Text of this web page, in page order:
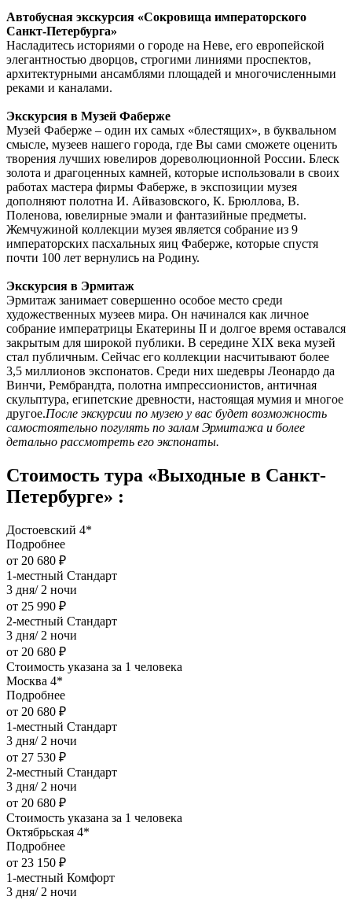
Автобусная экскурсия «Сокровища императорского
Санкт-Петербурга»
Насладитесь историями о городе на Неве, его европейской
элегантностью дворцов, строгими линиями проспектов,
архитектурными ансамблями площадей и многочисленными
реками и каналами.
Экскурсия в Музей Фаберже
Музей Фаберже – один их самых «блестящих», в буквальном
смысле, музеев нашего города, где Вы сами сможете оценить
творения лучших ювелиров дореволюционной России. Блеск
золота и драгоценных камней, которые использовали в своих
работах мастера фирмы Фаберже, в экспозиции музея
дополняют полотна И. Айвазовского, К. Брюллова, В.
Поленова, ювелирные эмали и фантазийные предметы.
Жемчужиной коллекции музея является собрание из 9
императорских пасхальных яиц Фаберже, которые спустя
почти 100 лет вернулись на Родину.
Экскурсия в Эрмитаж
Эрмитаж занимает совершенно особое место среди
художественных музеев мира. Он начинался как личное
собрание императрицы Екатерины II и долгое время оставался
закрытым для широкой публики. В середине XIX века музей
стал публичным. Сейчас его коллекции насчитывают более
3,5 миллионов экспонатов. Среди них шедевры Леонардо да
Винчи, Рембрандта, полотна импрессионистов, античная
скульптура, египетские древности, настоящая мумия и многое
другое.После экскурсии по музею у вас будет возможность
самостоятельно погулять по залам Эрмитажа и более
детально рассмотреть его экспонаты.
Стоимость тура «Выходные в Санкт-
Петербурге» :
Достоевский 4*
Подробнее
от 20 680 ₽
1-местный Стандарт
3 дня/ 2 ночи
от 25 990 ₽
2-местный Стандарт
3 дня/ 2 ночи
от 20 680 ₽
Стоимость указана за 1 человека
Москва 4*
Подробнее
от 20 680 ₽
1-местный Стандарт
3 дня/ 2 ночи
от 27 530 ₽
2-местный Стандарт
3 дня/ 2 ночи
от 20 680 ₽
Стоимость указана за 1 человека
Октябрьская 4*
Подробнее
от 23 150 ₽
1-местный Комфорт
3 дня/ 2 ночи